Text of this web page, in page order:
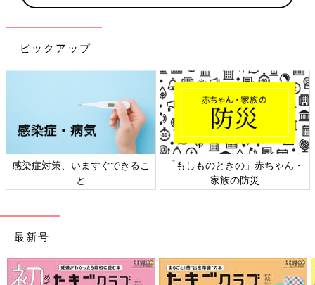
ピックアップ
感染症対策、いますぐできるこ
と
「もしものときの」赤ちゃん・
家族の防災
最新号